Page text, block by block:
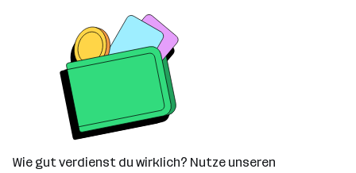
Wie gut verdienst du wirklich? Nutze unseren